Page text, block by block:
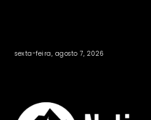
sexta-feira, agosto 7, 2026